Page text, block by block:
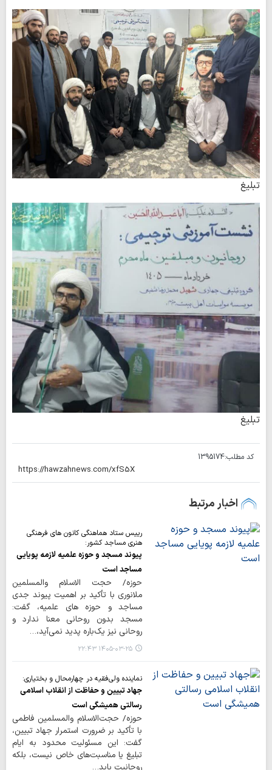
تبلیغ
تبلیغ
کد مطلب:1395174
اخبار مرتبط
رییس ستاد هماهنگی کانون های فرهنگی
هنری مساجد کشور:
پیوند مسجد و حوزه علمیه لازمه پویایی
مساجد است
حوزه/ حجت الاسلام والمسلمین
ملانوری با تأکید بر اهمیت پیوند جدی
مساجد و حوزه های علمیه، گفت:
مسجد بدون روحانی معنا ندارد و
روحانی نیز یک‌باره پدید نمی‌آید،…
۱۴۰۵-۰۳-۲۵ ۲۲:۴۳
نماینده ولی‌فقیه در چهارمحال و بختیاری:
جهاد تبیین و حفاظت از انقلاب اسلامی
رسالتی همیشگی است
حوزه/ حجت‌الاسلام والمسلمین فاطمی
با تأکید بر ضرورت استمرار جهاد تبیین،
گفت: این مسئولیت محدود به ایام
تبلیغ یا مناسبت‌های خاص نیست، بلکه
روحانیت باید…